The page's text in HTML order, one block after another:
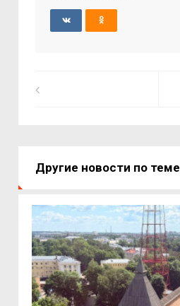
Другие новости по теме